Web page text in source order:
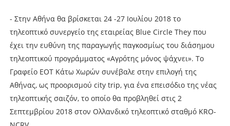
- Στην Αθήνα θα βρίσκεται 24 -27 Ιουλίου 2018 το
τηλεοπτικό συνεργείο της εταιρείας Blue Circle They που
έχει την ευθύνη της παραγωγής παγκοσμίως του διάσημου
τηλεοπτικού προγράμματος «Αγρότης μόνος ψάχνει». Το
Γραφείο ΕΟΤ Κάτω Χωρών συνέβαλε στην επιλογή της
Αθήνας, ως προορισμού city trip, για ένα επεισόδιο της νέας
τηλεοπτικής σαιζόν, το οποίο θα προβληθεί στις 2
Σεπτεμβρίου 2018 στον Ολλανδικό τηλεοπτικό σταθμό KRO-